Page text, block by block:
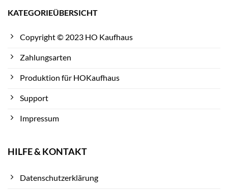
KATEGORIEÜBERSICHT
Copyright © 2023 HO Kaufhaus
Zahlungsarten
Produktion für HOKaufhaus
Support
Impressum
HILFE & KONTAKT
Datenschutzerklärung